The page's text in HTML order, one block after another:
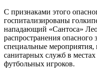
С признаками этого
госпитализированы
нападающий «Сантоса»
распространения опасного
специальные
санитарных служб в
футбольных игроков.